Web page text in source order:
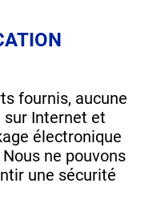
fournis, aucune
Internet et
électronique
ne pouvons
une sécurité